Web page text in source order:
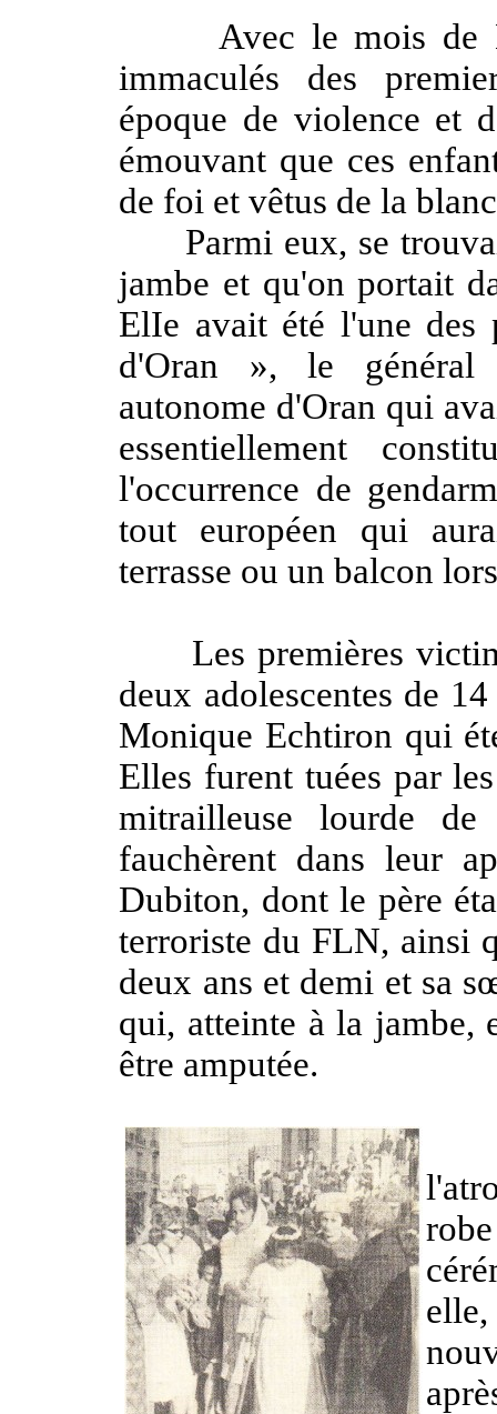
Avec le mois de
immaculés des
époque de violence et
émouvant que ces
de foi et vêtus de la
Parmi eux, se
jambe et qu'on portait
ElIe avait été l'une des
d'Oran », le général
autonome d'Oran qui
essentiellement
l'occurrence de
tout européen qui
terrasse ou un balcon
Les premières
deux adolescentes de
Monique Echtiron qui
Elles furent tuées par
mitrailleuse lourde
fauchèrent dans leur
Dubiton, dont le père
terroriste du FLN, ainsi
deux ans et demi et sa
qui, atteinte à la jambe,
être amputée.